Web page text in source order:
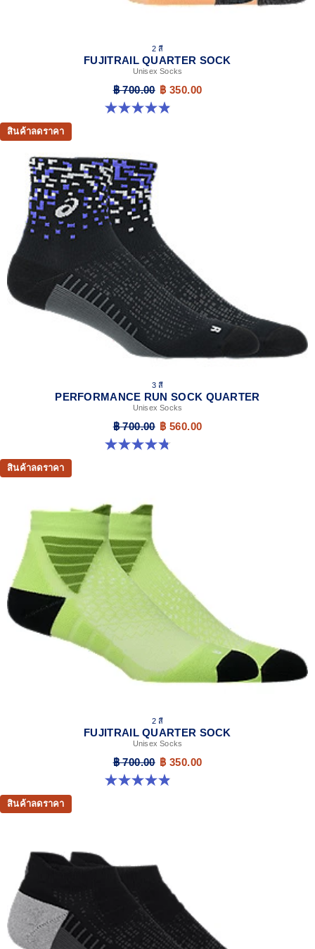
2 สี
FUJITRAIL QUARTER SOCK
Unisex Socks
฿ 700.00 ฿ 350.00
4.9 จาก 5 ดาว 162 รีวิว
สินค้าลดราคา
3 สี
PERFORMANCE RUN SOCK QUARTER
Unisex Socks
฿ 700.00 ฿ 560.00
4.8 จาก 5 ดาว 47 รีวิว
สินค้าลดราคา
2 สี
FUJITRAIL QUARTER SOCK
Unisex Socks
฿ 700.00 ฿ 350.00
4.9 จาก 5 ดาว 162 รีวิว
สินค้าลดราคา